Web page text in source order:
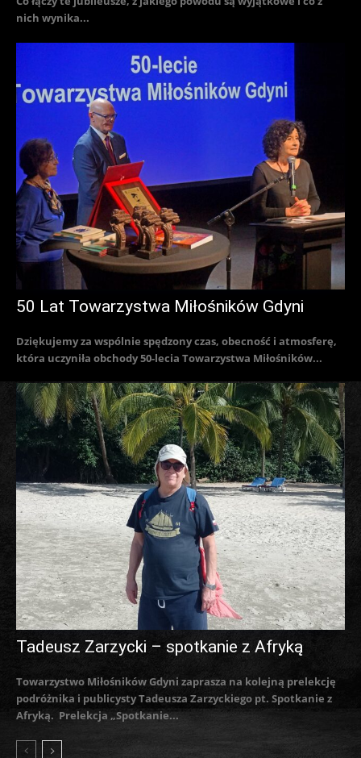
nich wynika...
50 Lat Towarzystwa Miłośników Gdyni
Dziękujemy za wspólnie spędzony czas, obecność i atmosferę,
która uczyniła obchody 50-lecia Towarzystwa Miłośników...
Tadeusz Zarzycki – spotkanie z Afryką
Towarzystwo Miłośników Gdyni zaprasza na kolejną prelekcję
podróżnika i publicysty Tadeusza Zarzyckiego pt. Spotkanie z
Afryką. Prelekcja „Spotkanie...